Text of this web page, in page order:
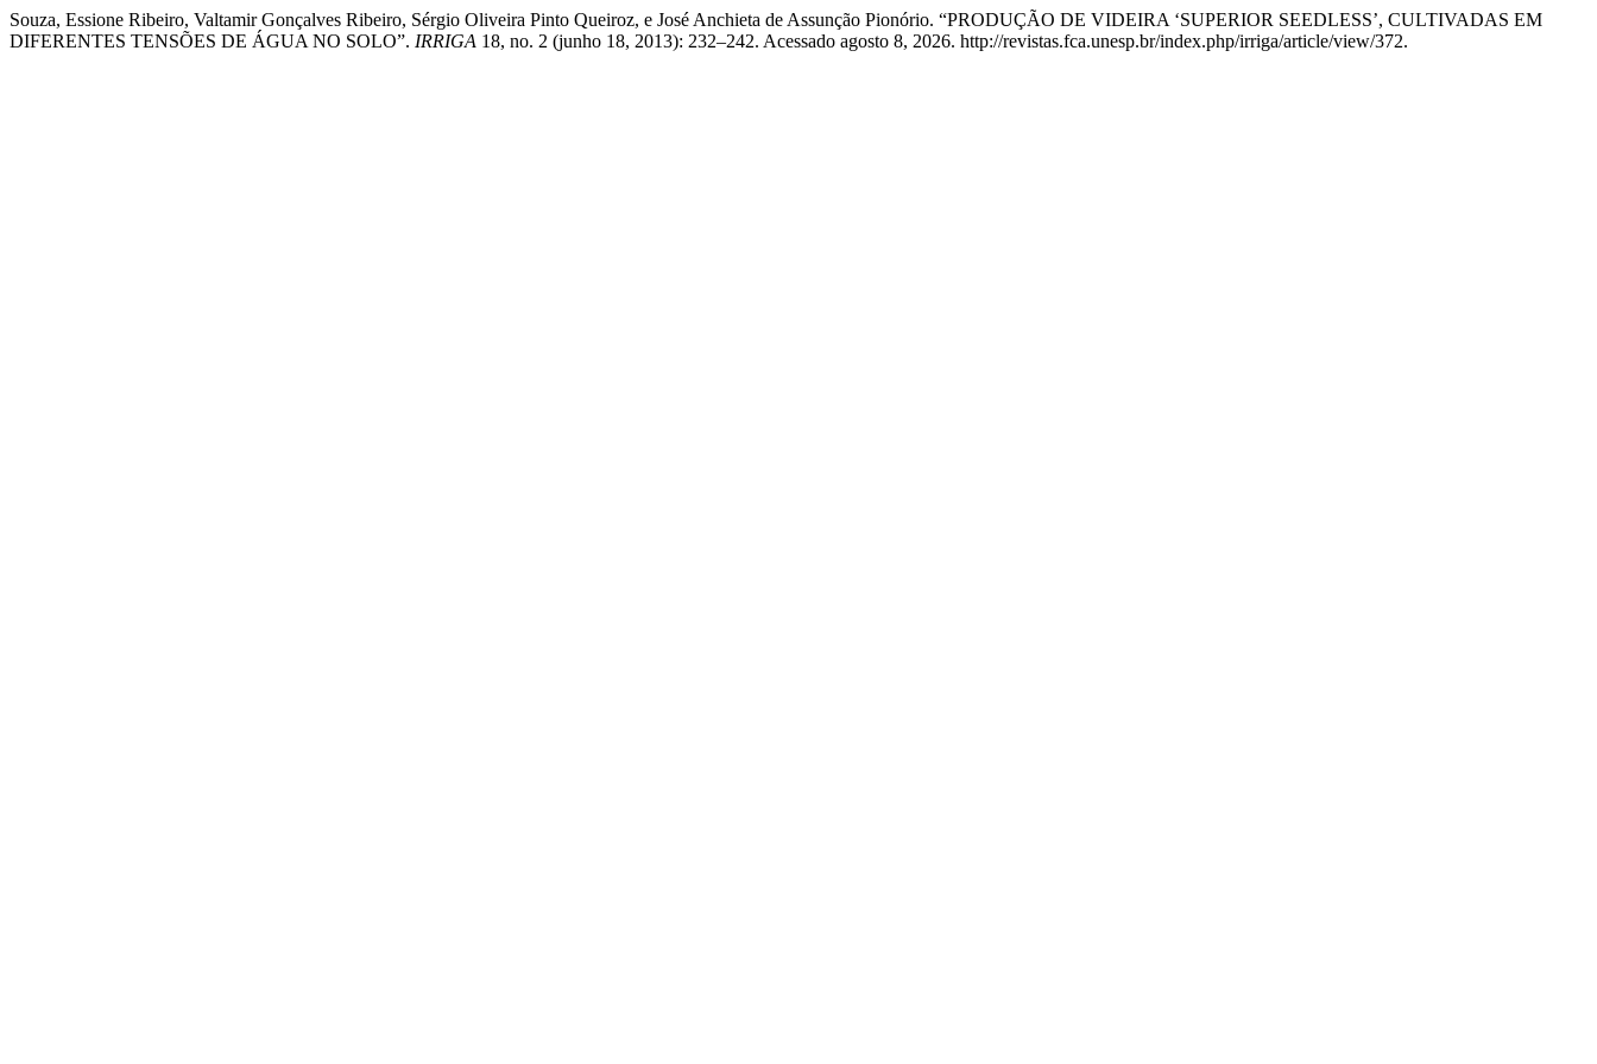
Souza, Essione Ribeiro, Valtamir Gonçalves Ribeiro, Sérgio Oliveira Pinto Queiroz, e José Anchieta de Assunção Pionório. “PRODUÇÃO DE VIDEIRA ‘SUPERIOR SEEDLESS’, CULTIVADAS EM
DIFERENTES TENSÕES DE ÁGUA NO SOLO”. IRRIGA 18, no. 2 (junho 18, 2013): 232–242. Acessado agosto 8, 2026. http://revistas.fca.unesp.br/index.php/irriga/article/view/372.